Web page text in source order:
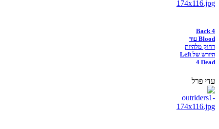
Back 4
Blood עוד
רחוק מלהיות
היורש של Left
4 Dead
עדי פרל